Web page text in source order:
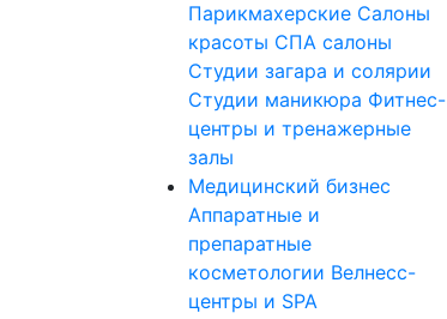
Парикмахерские Салоны
красоты СПА салоны
Студии загара и солярии
Студии маникюра Фитнес-
центры и тренажерные
залы
Медицинский бизнес
Аппаратные и
препаратные
косметологии Велнесс-
центры и SPA